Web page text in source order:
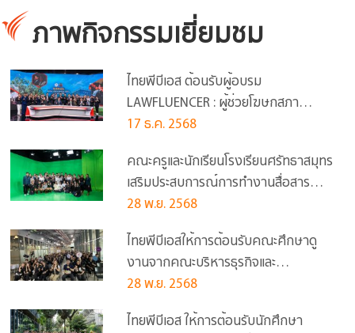
ภาพกิจกรรมเยี่ยมชม
ไทยพีบีเอส ต้อนรับผู้อบรม
LAWFLUENCER : ผู้ช่วยโฆษกสภา
ทนายความ รุ่นแรก ศึกษาดูงาน
17 ธ.ค. 2568
คณะครูและนักเรียนโรงเรียนศรัทธาสมุทร
เสริมประสบการณ์การทำงานสื่อสาร
มวลชนที่ไทยพีบีเอส
28 พ.ย. 2568
ไทยพีบีเอสให้การต้อนรับคณะศึกษาดู
งานจากคณะบริหารธุรกิจและ
นิเทศศาสตร์ ม.พะเยา
28 พ.ย. 2568
ไทยพีบีเอส ให้การต้อนรับนักศึกษา